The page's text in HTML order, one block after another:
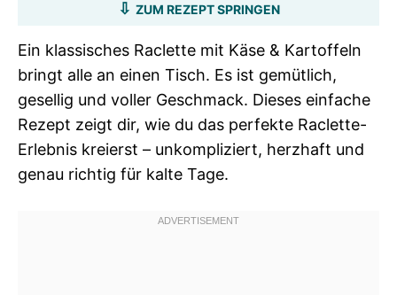
ZUM REZEPT SPRINGEN
Ein klassisches Raclette mit Käse & Kartoffeln
bringt alle an einen Tisch. Es ist gemütlich,
gesellig und voller Geschmack. Dieses einfache
Rezept zeigt dir, wie du das perfekte Raclette-
Erlebnis kreierst – unkompliziert, herzhaft und
genau richtig für kalte Tage.